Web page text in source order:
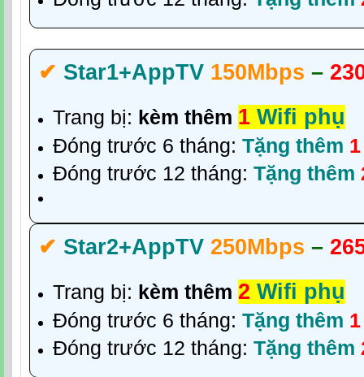
✔‎ Star1+AppTV 150Mbps –
Trang bị: kèm thêm 1 Wifi phụ
Đóng trước 6 tháng: Tặng thêm 1
Đóng trước 12 tháng: Tặng thêm
✔‎ Star2+AppTV 250Mbps –
Trang bị: kèm thêm 2 Wifi phụ
Đóng trước 6 tháng: Tặng thêm 1
Đóng trước 12 tháng: Tặng thêm